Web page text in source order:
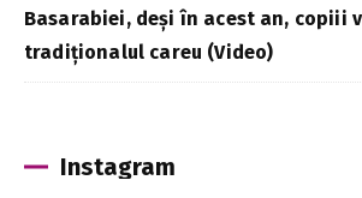
Basarabiei, deși în acest an, copiii
tradiționalul careu (Video)
Instagram